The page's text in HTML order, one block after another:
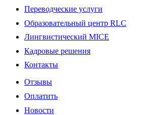
Переводческие услуги
Образовательный центр RLC
Лингвистический MICE
Кадровые решения
Контакты
Отзывы
Оплатить
Новости